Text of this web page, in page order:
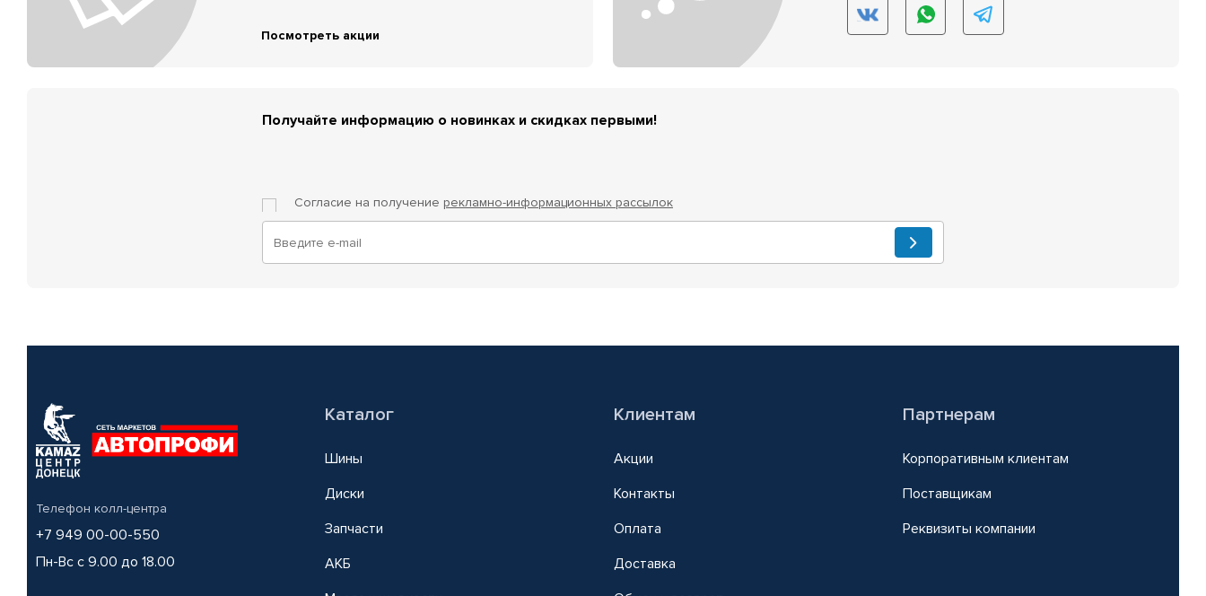
Посмотреть акции
Получайте информацию о новинках и скидках первыми!
Согласие на получение рекламно-информационных рассылок
Телефон колл-центра
+7 949 00-00-550
Пн-Вс с 9.00 до 18.00
Каталог
Шины
Диски
Запчасти
АКБ
Клиентам
Акции
Контакты
Оплата
Доставка
Партнерам
Корпоративным клиентам
Поставщикам
Реквизиты компании